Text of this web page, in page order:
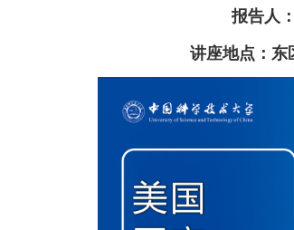
报告人
讲座地点：东